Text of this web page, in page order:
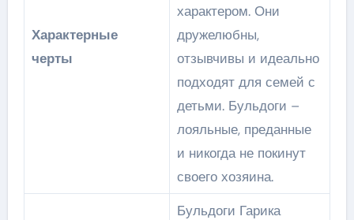
Характерные
черты
характером. Они
дружелюбны,
отзывчивы и идеально
подходят для семей с
детьми. Бульдоги –
лояльные, преданные
и никогда не покинут
своего хозяина.
Бульдоги Гарика